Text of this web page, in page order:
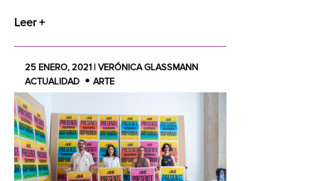
Leer +
25 ENERO, 2021 | VERÓNICA GLASSMANN
ACTUALIDAD
ARTE